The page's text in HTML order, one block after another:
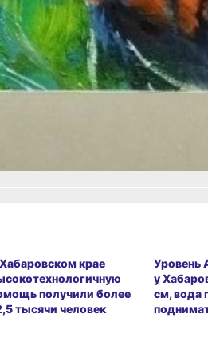
,
крае
получили более
тысячи человек
Уровень
у
см, вода